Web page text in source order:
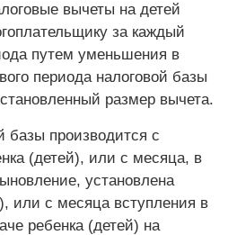
вычеты на детей
за каждый
путем уменьшения в
периода налоговой базы
размер вычета.
базы производится с
(детей), или с месяца, в
установлена
или с месяца вступления в
ребенка (детей) на